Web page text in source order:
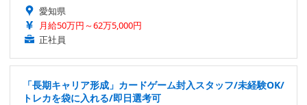
愛知県
月給50万円～62万5,000円
正社員
「長期キャリア形成」カードゲーム封入スタッフ/未経験OK/
トレカを袋に入れる/即日選考可